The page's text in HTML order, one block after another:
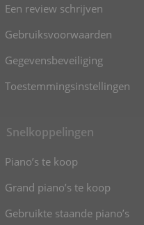
Een review schrijven
Gebruiksvoorwaarden
Gegevensbeveiliging
Toestemmingsinstellingen
Snelkoppelingen
Piano’s te koop
Grand piano’s te koop
Gebruikte staande piano’s